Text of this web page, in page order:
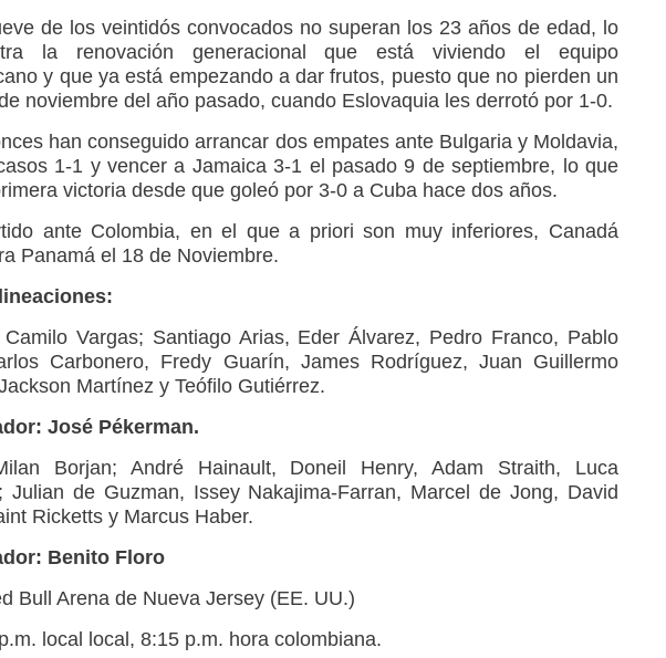
de los veintidós convocados no superan los 23 años de edad, lo
la renovación generacional que está viviendo el equipo
y que ya está empezando a dar frutos, puesto que no pierden un
noviembre del año pasado, cuando Eslovaquia les derrotó por 1-0.
han conseguido arrancar dos empates ante Bulgaria y Moldavia,
1-1 y vencer a Jamaica 3-1 el pasado 9 de septiembre, lo que
victoria desde que goleó por 3-0 a Cuba hace dos años.
ante Colombia, en el que a priori son muy inferiores, Canadá
Panamá el 18 de Noviembre.
Camilo Vargas; Santiago Arias, Eder Álvarez, Pedro Franco, Pablo
Carbonero, Fredy Guarín, James Rodríguez, Juan Guillermo
Martínez y Teófilo Gutiérrez.
José Pékerman.
Borjan; André Hainault, Doneil Henry, Adam Straith, Luca
Julian de Guzman, Issey Nakajima-Farran, Marcel de Jong, David
Ricketts y Marcus Haber.
Benito Floro
Bull Arena de Nueva Jersey (EE. UU.)
local local, 8:15 p.m. hora colombiana.